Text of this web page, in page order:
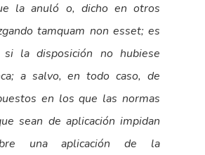
la anuló o, dicho en otros
tamquam non esset; es
si la disposición no hubiese
a salvo, en todo caso, de
en los que las normas
sean de aplicación impidan
una aplicación de la